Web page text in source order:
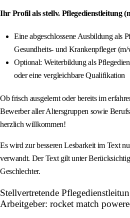
Ihr Profil als stellv. Pflegedienstleitung
Eine abgeschlossene Ausbildung als
Gesundheits- und Krankenpfleger
Optional: Weiterbildung als
oder eine vergleichbare Qualifikation
Ob frisch ausgelernt oder bereits im
Bewerber aller Altersgruppen sowie
herzlich willkommen!
Es wird zur besseren Lesbarkeit im Text
verwandt. Der Text gilt unter
Geschlechter.
Stellvertretende
Arbeitgeber: rocket match